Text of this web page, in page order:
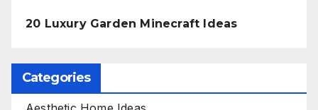
20 Luxury Garden Minecraft Ideas
Categories